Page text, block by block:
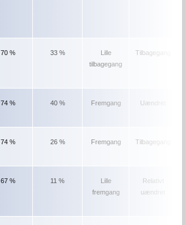
70 % 33 %
Lille
tilbagegang
Tilbagegang
74 % 40 % Fremgang Uændret
74 % 26 % Fremgang Tilbagegang
67 % 11 %
Lille
fremgang
Relativt
uændret